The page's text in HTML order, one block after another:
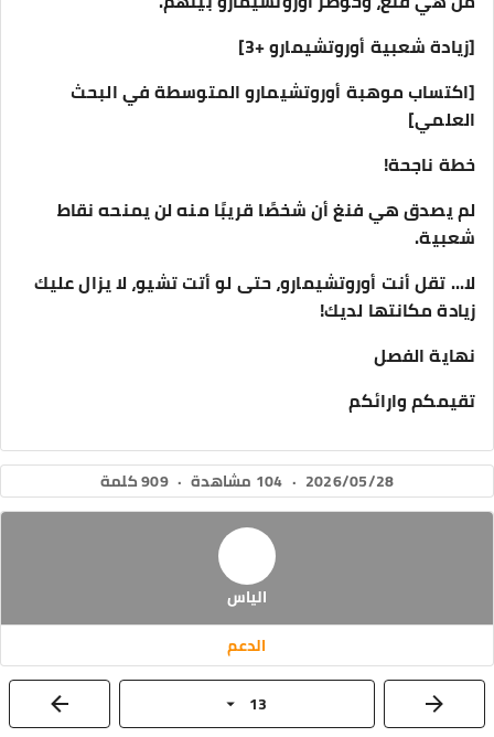
[زيادة شعبية أوروتشيمارو +3]
[اكتساب موهبة أوروتشيمارو المتوسطة في البحث
العلمي]
خطة ناجحة!
لم يصدق هي فنغ أن شخصًا قريبًا منه لن يمنحه نقاط
شعبية.
لا... تقل أنت أوروتشيمارو، حتى لو أتت تشيو، لا يزال عليك
زيادة مكانتها لديك!
نهاية الفصل
تقيمكم وارائكم
2026/05/28
· 104 مشاهدة · 909 كلمة
الياس
الدعم
13